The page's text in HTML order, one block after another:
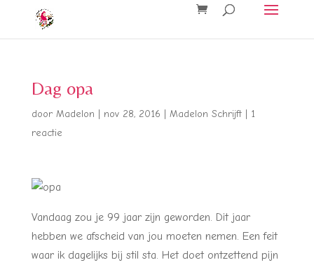
Dag opa
door Madelon nov 28, 2016 Madelon Schrijft| 1
reactie
Vandaag zou je 99 jaar zijn geworden. Dit jaar
hebben we afscheid van jou moeten nemen. Een feit
waar ik dagelijks bij stil sta. Het doet ontzettend pijn